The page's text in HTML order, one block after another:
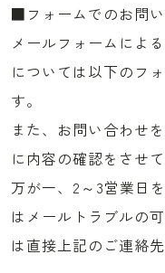
■フォームでのお問
メールフォームによ
については以下のフ
す。
また、お問い合わせ
に内容の確認をさせ
万が一、2～3営業日
はメールトラブルの
は直接上記のご連絡